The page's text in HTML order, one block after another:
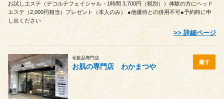
お試しエステ（デコルテフェイシャル・1時間 3,700円（税別））体験の方にヘッド
エステ（2,000円相当）プレゼント（本人のみ） ●他優待との併用不可●予約時に申
し出ください
詳細ページ
化粧品専門店
お肌の専門店 わかまつや
癒す